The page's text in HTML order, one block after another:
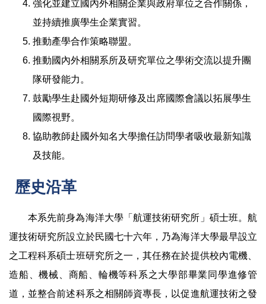
強化並建立國內外相關企業與政府單位之合作關係，
並持續推廣學生企業實習。
推動產學合作策略聯盟。
推動國內外相關系所及研究單位之學術交流以提升團
隊研發能力。
鼓勵學生赴國外短期研修及出席國際會議以拓展學生
國際視野。
協助教師赴國外知名大學擔任訪問學者吸收最新知識
及技能。
歷史沿革
本系先前身為海洋大學「航運技術研究所」碩士班。航
運技術研究所設立於民國七十六年，乃為海洋大學最早設立
之工程科系碩士班研究所之一，其任務在於提供校內電機、
造船、機械、商船、輪機等科系之大學部畢業同學進修管
道，並整合前述科系之相關師資專長，以促進航運技術之發